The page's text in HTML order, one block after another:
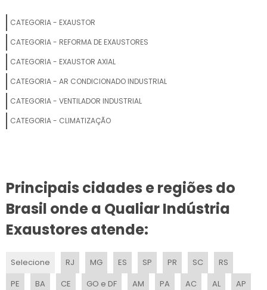
CLIMATIZADORES INDUSTRIAIS
CLIMATIZADOR EVAPORATIVO PREÇO
CLIMATIZADOR DE AR INDUSTRIAL DE PAREDE
CLIMATIZADOR DE AMBIENTES
CATEGORIA - EXAUSTOR
CATEGORIA - REFORMA DE EXAUSTORES
CATEGORIA - EXAUSTOR AXIAL
CATEGORIA - AR CONDICIONADO INDUSTRIAL
CATEGORIA - VENTILADOR INDUSTRIAL
CATEGORIA - CLIMATIZAÇÃO
Principais cidades e regiões do
Brasil onde a Qualiar Indústria
Exaustores atende:
Selecione RJ MG ES SP PR SC
RS
PE
BA CE GO e DF AM PA AC AL
AP